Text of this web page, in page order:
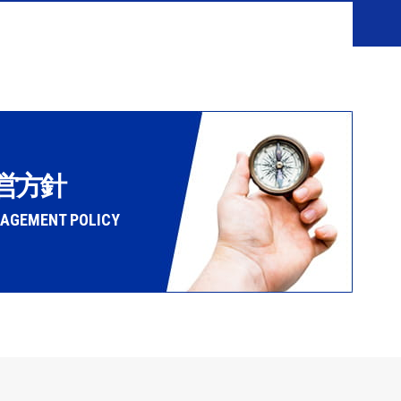
方針
POLICY